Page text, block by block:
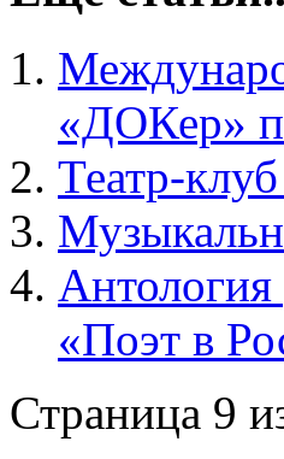
«ДОКер»
Театр-
«Поэт в
Страница 9